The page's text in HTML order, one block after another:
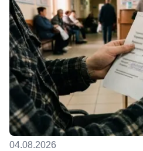
04.08.2026